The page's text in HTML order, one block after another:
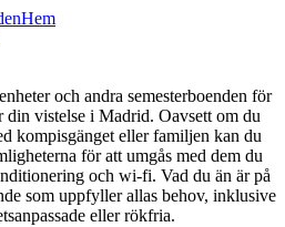
Hem
och andra semesterboenden för
din vistelse i Madrid. Oavsett om du
kompisgänget eller familjen kan du
för att umgås med dem du
och wi-fi. Vad du än är på
som uppfyller allas behov, inklusive
eller rökfria.